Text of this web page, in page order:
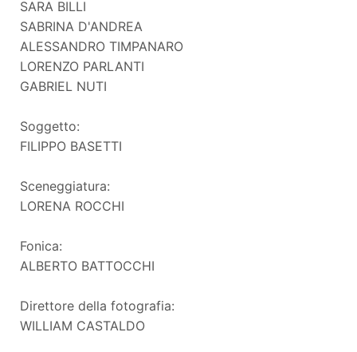
SARA BILLI
SABRINA D'ANDREA
ALESSANDRO TIMPANARO
LORENZO PARLANTI
GABRIEL NUTI
Soggetto:
FILIPPO BASETTI
Sceneggiatura:
LORENA ROCCHI
Fonica:
ALBERTO BATTOCCHI
Direttore della fotografia:
WILLIAM CASTALDO